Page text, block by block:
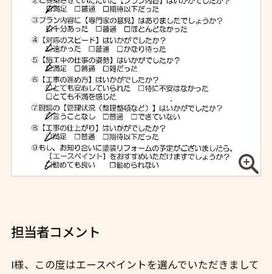
担当者コメント
I様、この度はエースペイントを選んでいただきまして